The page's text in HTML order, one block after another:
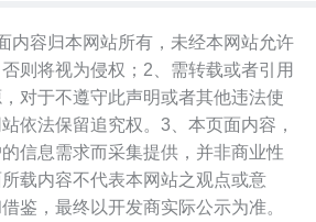
内容归本网站所有，未经本网站允许
则将视为侵权；2、需转载或者引用
对于不遵守此声明或者其他违法使
依法保留追究权。3、本页面内容，
信息需求而采集提供，并非商业性
载内容不代表本网站之观点或意
鉴，最终以开发商实际公示为准。